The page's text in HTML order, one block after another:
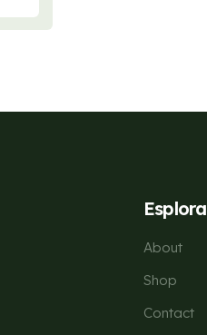
Esplora
About
Shop
Contact